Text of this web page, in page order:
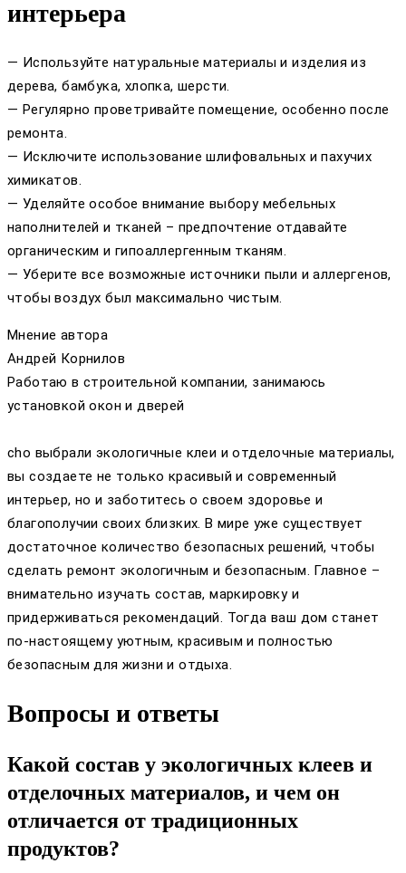
интерьера
— Используйте натуральные материалы и изделия из
дерева, бамбука, хлопка, шерсти.
— Регулярно проветривайте помещение, особенно после
ремонта.
— Исключите использование шлифовальных и пахучих
химикатов.
— Уделяйте особое внимание выбору мебельных
наполнителей и тканей – предпочтение отдавайте
органическим и гипоаллергенным тканям.
— Уберите все возможные источники пыли и аллергенов,
чтобы воздух был максимально чистым.
Мнение автора
Андрей Корнилов
Работаю в строительной компании, занимаюсь
установкой окон и дверей
cho выбрали экологичные клеи и отделочные материалы,
вы создаете не только красивый и современный
интерьер, но и заботитесь о своем здоровье и
благополучии своих близких. В мире уже существует
достаточное количество безопасных решений, чтобы
сделать ремонт экологичным и безопасным. Главное –
внимательно изучать состав, маркировку и
придерживаться рекомендаций. Тогда ваш дом станет
по-настоящему уютным, красивым и полностью
безопасным для жизни и отдыха.
Вопросы и ответы
Какой состав у экологичных клеев и
отделочных материалов, и чем он
отличается от традиционных
продуктов?